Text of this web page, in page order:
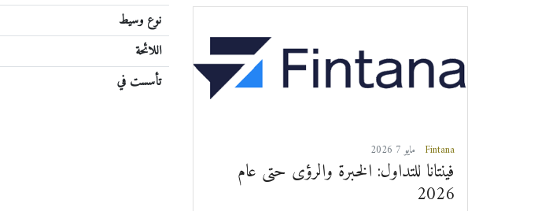
نوع وسيط
اللائحة
تأسست في
Fintana
فينتانا للتداول: الخبرة والرؤى حتى عام
2026